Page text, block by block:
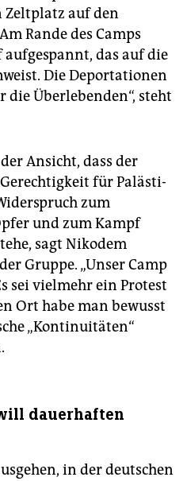
Zeltplatz auf den
Rande des Camps
aufgespannt, das auf die
Die Deportationen
die Überlebenden“, steht
Ansicht, dass der
für Pa­läs­ti­
zum
und zum Kampf
sagt Nikodem
Gruppe. „Unser Camp
sei vielmehr ein Protest
Ort habe man bewusst
„Kontinuitäten“
dauerhaften
in der deutschen